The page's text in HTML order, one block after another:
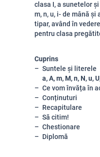
clasa I, a sunetelor
m, n, u, i- de mână
tipar, având în
pentru clasa
Cuprins
Suntele și literele
a, A, m, M, n, N, u,
Ce vom învăța în
Conținuturi
Recapitulare
Să citim!
Chestionare
Diplomă